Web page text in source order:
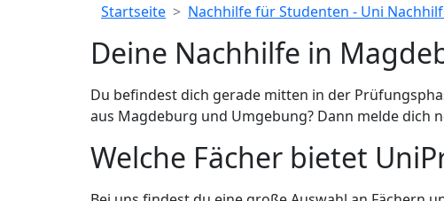
Breadcrumb
Startseite Nachhilfe für Studenten - Uni
Deine Nachhilfe in
Du befindest dich gerade mitten in der
aus Magdeburg und Umgebung? Dann melde dich
Welche Fächer bietet